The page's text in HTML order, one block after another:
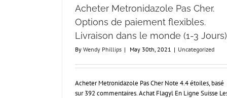
Acheter Metronidazole Pas Cher.
Options de paiement flexibles.
Livraison dans le monde (1-3 Jours)
By Wendy Phillips | May 30th, 2021 | Uncategorized
Acheter Metronidazole Pas Cher Note 4.4 étoiles, basé
sur 392 commentaires. Achat Flagyl En Ligne Suisse